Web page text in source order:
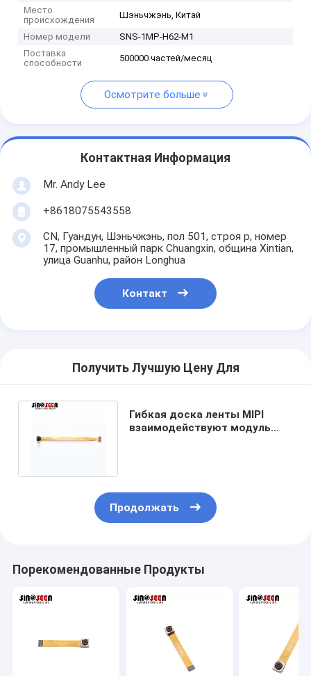
Место
происхождения
Шэньчжэнь, Китай
Номер модели
SNS-1MP-H62-M1
Поставка
способности
500000 частей/месяц
Осмотрите больше
Контактная Информация
Mr. Andy Lee
+8618075543558
CN, Гуандун, Шэньчжэнь, пол 501, строя p, номер
17, промышленный парк Chuangxin, община Xintian,
улица Guanhu, район Longhua
Контакт
Получить Лучшую Цену Для
Гибкая доска ленты MIPI
взаимодействуют модуль
Продолжать
Порекомендованные Продукты